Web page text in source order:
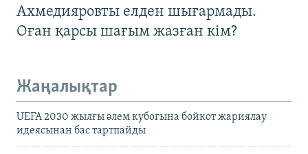
Ахмедияровты елден шығармады.
Оған қарсы шағым жазған кім?
Жаңалықтар
UEFA 2030 жылғы әлем кубогына бойкот жариялау
идеясынан бас тартпайды